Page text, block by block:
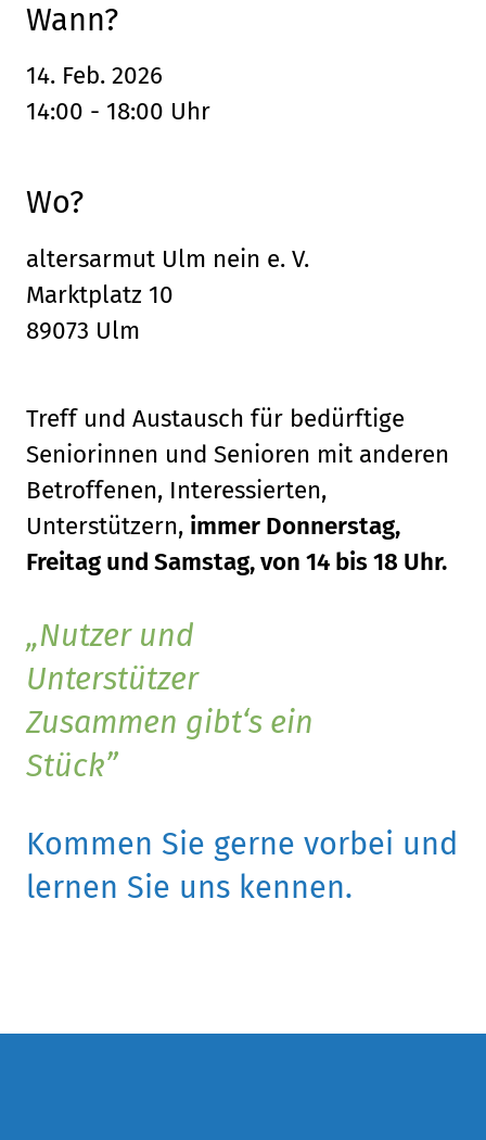
Wann?
14. Feb. 2026
14:00 - 18:00 Uhr
Wo?
altersarmut Ulm nein e. V.
Marktplatz 10
89073 Ulm
Treff und Austausch für bedürftige
Seniorinnen und Senioren mit anderen
Betroffenen, Interessierten,
Unterstützern, immer Donnerstag,
Freitag und Samstag, von 14 bis 18 Uhr.
Nutzer und
Unterstützer
Zusammen gibt‘s ein
Stück
Kommen Sie gerne vorbei und
lernen Sie uns kennen.